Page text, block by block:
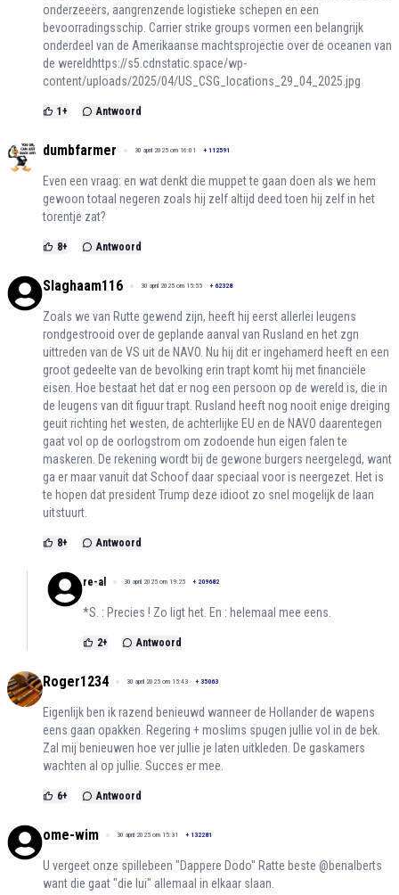
onderzeeërs, aangrenzende logistieke schepen en een
bevoorradingsschip. Carrier strike groups vormen een belangrijk
onderdeel van de Amerikaanse machtsprojectie over de oceanen van
de wereld https://s5.cdnstatic.space/wp-
content/uploads/2025/04/US_CSG_locations_29_04_2025.jpg
1 + Antwoord
dumbfarmer 30 april 2025 om 16:01 + 112591
Even een vraag: en wat denkt die muppet te gaan doen als we hem
gewoon totaal negeren zoals hij zelf altijd deed toen hij zelf in het
torentje zat?
8+ Antwoord
Slaghaam116 30 april 2025 om 15:55 + 62328
Zoals we van Rutte gewend zijn, heeft hij eerst allerlei leugens
rondgestrooid over de geplande aanval van Rusland en het zgn
uittreden van de VS uit de NAVO. Nu hij dit er ingehamerd heeft en een
groot gedeelte van de bevolking erin trapt komt hij met financiële
eisen. Hoe bestaat het dat er nog een persoon op de wereld is, die in
de leugens van dit figuur trapt. Rusland heeft nog nooit enige dreiging
geuit richting het westen, de achterlijke EU en de NAVO daarentegen
gaat vol op de oorlogstrom om zodoende hun eigen falen te
maskeren. De rekening wordt bij de gewone burgers neergelegd, want
ga er maar vanuit dat Schoof daar speciaal voor is neergezet. Het is
te hopen dat president Trump deze idioot zo snel mogelijk de laan
uitstuurt.
8+ Antwoord
re-al 30 april 2025 om 19:25 + 209682
*S. : Precies ! Zo ligt het. En : helemaal mee eens.
2+ Antwoord
Roger1234 30 april 2025 om 15:43 + 35063
Eigenlijk ben ik razend benieuwd wanneer de Hollander de wapens
eens gaan opakken. Regering + moslims spugen jullie vol in de bek.
Zal mij benieuwen hoe ver jullie je laten uitkleden. De gaskamers
wachten al op jullie. Succes er mee.
6+ Antwoord
ome-wim 30 april 2025 om 15:31 + 132281
U vergeet onze spillebeen "Dappere Dodo" Ratte beste @benalberts
want die gaat "die lui" allemaal in elkaar slaan.